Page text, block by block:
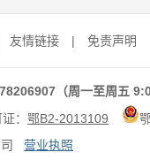
友情链接 | 免责声明
（周一至周五
： 鄂B2-2013109
司 营业执照